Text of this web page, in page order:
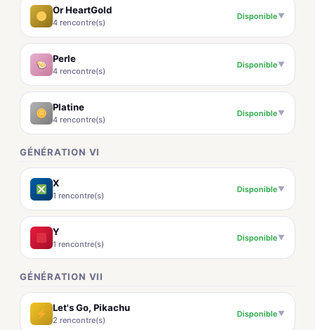
Or HeartGold
4 rencontre(s)
Disponible▼
Perle
4 rencontre(s)
Disponible▼
Platine
4 rencontre(s)
Disponible▼
GÉNÉRATION VI
X
1 rencontre(s)
Disponible▼
Y
1 rencontre(s)
Disponible▼
GÉNÉRATION VII
Let's Go, Pikachu
2 rencontre(s)
Disponible▼